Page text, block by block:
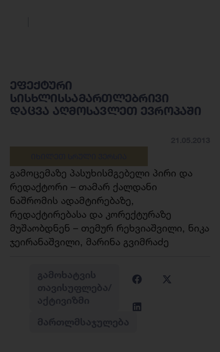
ეფექტური
სისხლისსამართლებრივი
დაცვა აღმოსავლეთ ევროპაში
გამოცემაზე პასუხისმგებელი პირი და
რედაქტორი – თამარ ქალდანი
ნაშრომის ადამტირებაზე,
რედაქტირებასა და კორექტურაზე
მუშაობდნენ – თემურ რეხვიაშვილი, ნიკა
ჯეირანაშვილი, მარინა გვიმრაძე